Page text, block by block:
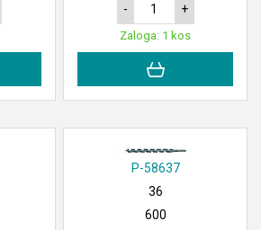
- +
Zaloga: 1 kos
P-58637
36
600